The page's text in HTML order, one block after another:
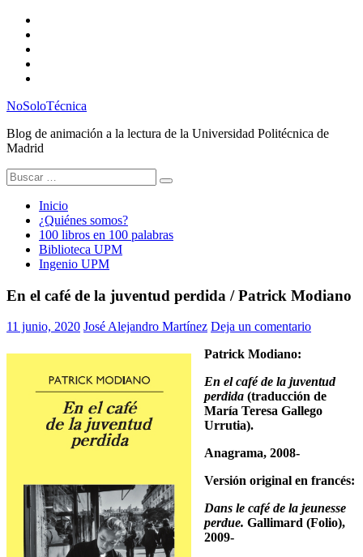
Saltar
contenido
NoSoloTécnica
Blog de animación a la lectura de la Universidad Politécnica de
Madrid
Buscar:
Inicio
¿Quiénes somos?
100 libros en 100 palabras
Biblioteca UPM
Ingenio UPM
En el café de la juventud perdida / Patrick Modiano
11 junio, 2020 José Alejandro Martínez Deja un comentario
Patrick Modiano:
En el café de la juventud
perdida (traducción de
María Teresa Gallego
Urrutia).
Anagrama, 2008-
Versión original en francés:
Dans le café de la jeunesse
perdue. Gallimard (Folio),
2009-